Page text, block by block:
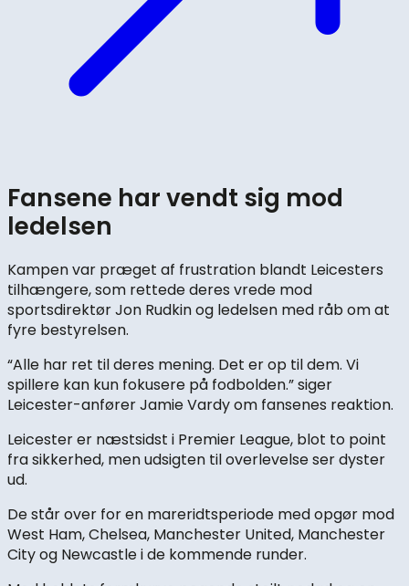
Fansene har vendt sig mod
ledelsen
Kampen var præget af frustration blandt Leicesters
tilhængere, som rettede deres vrede mod
sportsdirektør Jon Rudkin og ledelsen med råb om at
fyre bestyrelsen.
“Alle har ret til deres mening. Det er op til dem. Vi
spillere kan kun fokusere på fodbolden.” siger
Leicester-anfører Jamie Vardy om fansenes reaktion.
Leicester er næstsidst i Premier League, blot to point
fra sikkerhed, men udsigten til overlevelse ser dyster
ud.
De står over for en mareridtsperiode med opgør mod
West Ham, Chelsea, Manchester United, Manchester
City og Newcastle i de kommende runder.